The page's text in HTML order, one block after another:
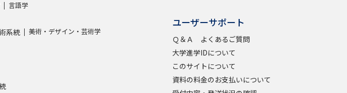
言語学
系統 美術・デザイン・芸術学
ユーザーサポート
Ｑ＆Ａ よくあるご質問
大学進学IDについて
このサイトについて
資料の料金のお支払いについて